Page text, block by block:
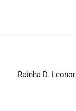
Rainha D.